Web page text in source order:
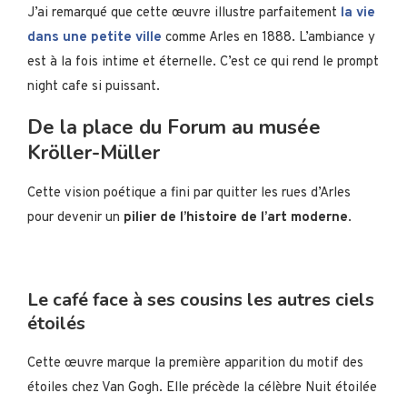
J’ai remarqué que cette œuvre illustre parfaitement la vie
dans une petite ville comme Arles en 1888. L’ambiance y
est à la fois intime et éternelle. C’est ce qui rend le prompt
night cafe si puissant.
De la place du Forum au musée
Kröller-Müller
Cette vision poétique a fini par quitter les rues d’Arles
pour devenir un pilier de l’histoire de l’art moderne.
Le café face à ses cousins les autres ciels
étoilés
Cette œuvre marque la première apparition du motif des
étoiles chez Van Gogh. Elle précède la célèbre Nuit étoilée